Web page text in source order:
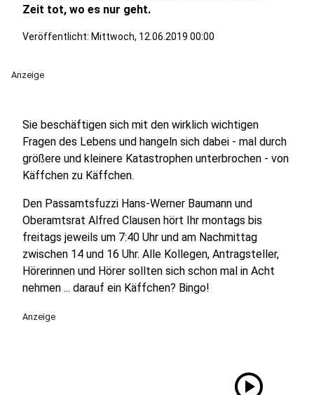
Zeit tot, wo es nur geht.
Veröffentlicht: Mittwoch, 12.06.2019 00:00
Anzeige
Sie beschäftigen sich mit den wirklich wichtigen
Fragen des Lebens und hangeln sich dabei - mal durch
größere und kleinere Katastrophen unterbrochen - von
Käffchen zu Käffchen.
Den Passamtsfuzzi Hans-Werner Baumann und
Oberamtsrat Alfred Clausen hört Ihr montags bis
freitags jeweils um 7:40 Uhr und am Nachmittag
zwischen 14 und 16 Uhr. Alle Kollegen, Antragsteller,
Hörerinnen und Hörer sollten sich schon mal in Acht
nehmen ... darauf ein Käffchen? Bingo!
Anzeige
play_circle